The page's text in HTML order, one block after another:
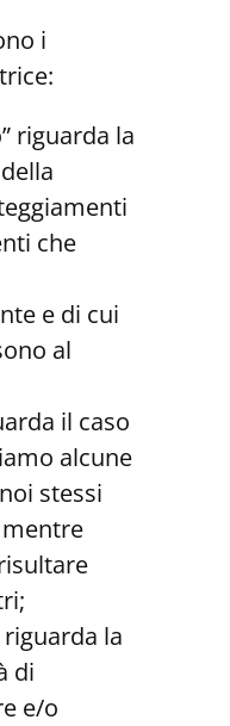
i
riguarda la
che
e di cui
al
il caso
alcune
stessi
riguarda la
di
e/o